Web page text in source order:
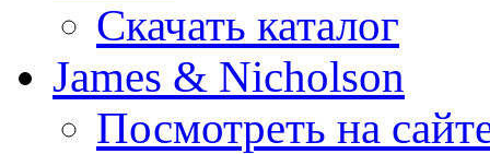
Скачать каталог
James & Nicholson
Посмотреть на